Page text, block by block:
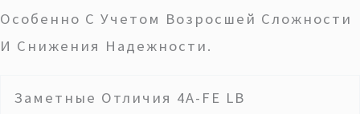
Особенно С Учетом Возросшей Сложности
И Снижения Надежности.
Заметные Отличия 4A-FE LB